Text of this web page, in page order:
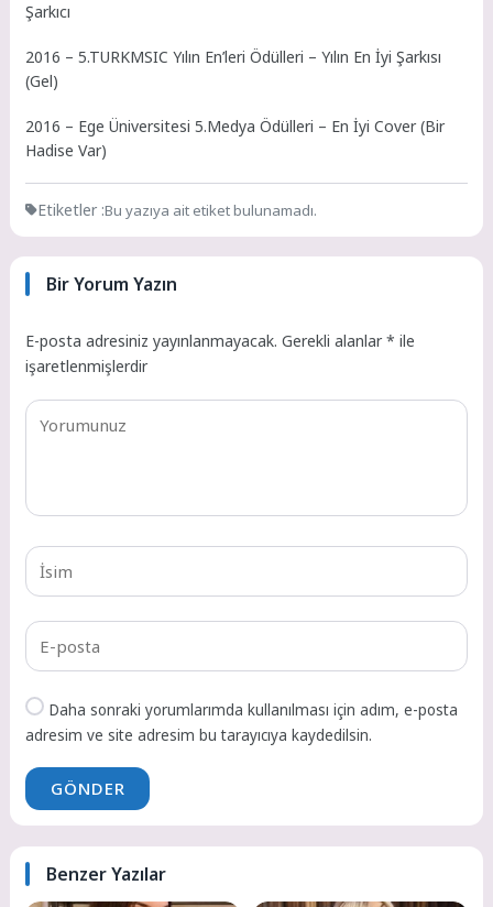
Şarkıcı
2016 – 5.TURKMSIC Yılın En’leri Ödülleri – Yılın En İyi Şarkısı
(Gel)
2016 – Ege Üniversitesi 5.Medya Ödülleri – En İyi Cover (Bir
Hadise Var)
Etiketler :Bu yazıya ait etiket bulunamadı.
Bir Yorum Yazın
E-posta adresiniz yayınlanmayacak. Gerekli alanlar* ile
işaretlenmişlerdir
Daha sonraki yorumlarımda kullanılması için adım, e-posta
adresim ve site adresim bu tarayıcıya kaydedilsin.
GÖNDER
Benzer Yazılar